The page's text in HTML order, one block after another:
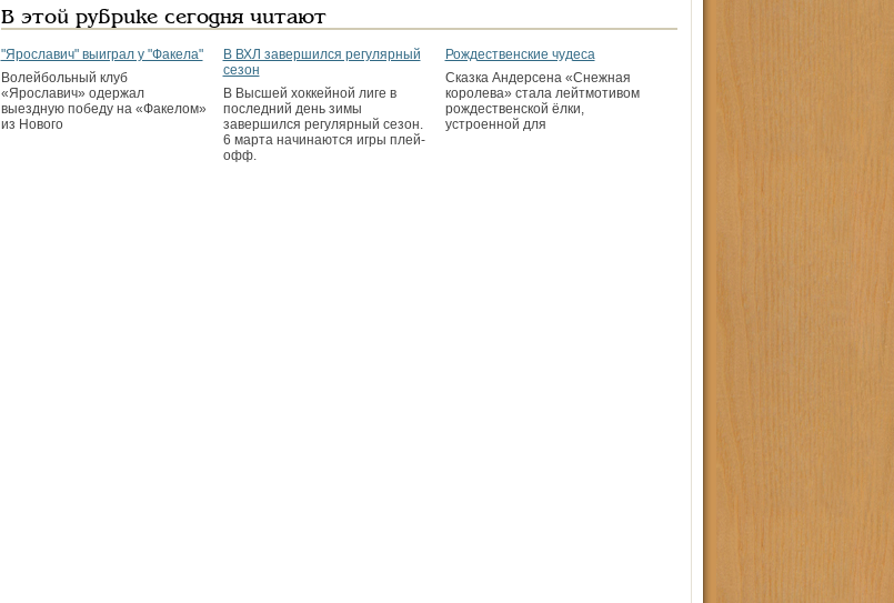
В этой рубрике сегодня читают
"Ярославич" выиграл у "Факела"
Волейбольный клуб
«Ярославич» одержал
выездную победу на «Факелом»
из Нового
В ВХЛ завершился регулярный
сезон
В Высшей хоккейной лиге в
последний день зимы
завершился регулярный сезон.
6 марта начинаются игры плей-
офф.
Рождественские чудеса
Сказка Андерсена «Снежная
королева» стала лейтмотивом
рождественской ёлки,
устроенной для